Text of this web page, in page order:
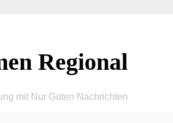
Regional
mit Nur Guten Nachrichten